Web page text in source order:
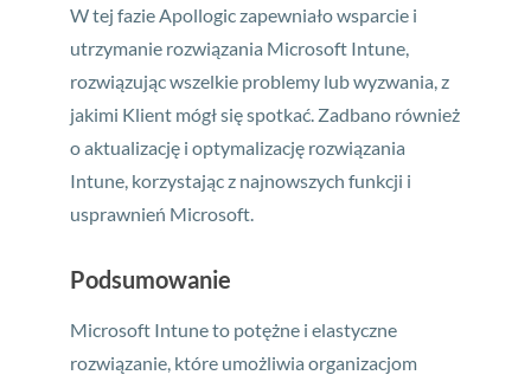
W tej fazie Apollogic zapewniało wsparcie i
utrzymanie rozwiązania Microsoft Intune,
rozwiązując wszelkie problemy lub wyzwania, z
jakimi Klient mógł się spotkać. Zadbano również
o aktualizację i optymalizację rozwiązania
Intune, korzystając z najnowszych funkcji i
usprawnień Microsoft.
Podsumowanie
Microsoft Intune to potężne i elastyczne
rozwiązanie, które umożliwia organizacjom